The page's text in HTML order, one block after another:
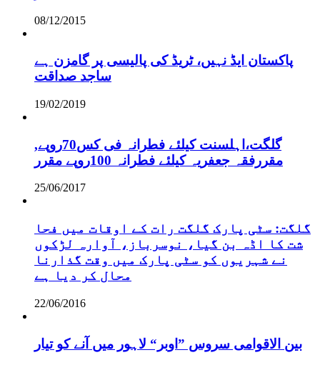
08/12/2015
پاکستان ایڈ نہیں، ٹریڈ کی پالیسی پر گامزن ہے
ساجد صداقت
19/02/2019
,گلگت،اہلسنت کیلئے فطرانہ فی کس70روپے
مقررفقہ جعفریہ کیلئے فطرانہ 100روپے مقرر
25/06/2017
گلگت: سٹی پارک گلگت رات کے اوقات میں فحا
شت کا اڈہ بن گیا، نوسرباز، آوارہ لڑکوں
نے شہریوں کو سٹی پارک میں وقت گذارنا
محال کر دیا ہے
22/06/2016
بین الاقوامی سروس ”اوبر“ لاہور میں آنے کو تیار